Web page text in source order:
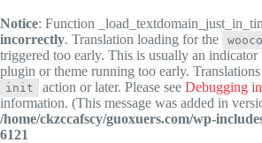
Notice: Function
incorrectly. Translation loading for the
triggered too early. This is usually an indicator
plugin or theme running too early.
init action or later. Please see Debugging
information. (This message was added in
/home/ckzccafscy/guoxuers.com/wp-
6121